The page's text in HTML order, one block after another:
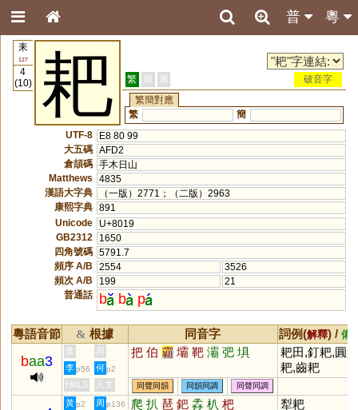
粵
普
耒
127
4
(10)
耙 繁 簡 港
破音字
繁簡對應
繁
簡
UTF-8
E8 80 99
大五碼 AFD2
倉頡碼 手木日山
Matthews
4835
漢語大字典
（一版）2771；（二版）2963
康熙字典 891
Unicode
U+8019
GB2312
1650
四角號碼 5791.7
頻序 A/B
2554
3526
頻次 A/B
199
21
普通話
b b p
粵語音節 & 根據 同音字 詞例(解釋) / 備
baa3
黃 周 把 伯 霸 壩 靶 灞 弝 埧
耙田,釘耙,圓盤
耙,齒耙
李 p56 何 p2
HKLS 人文 同聲同韻 同韻同調 同聲同調
黃 p2 周 p136 爬 扒 琶 鈀 掱 朳 杷 犁耙